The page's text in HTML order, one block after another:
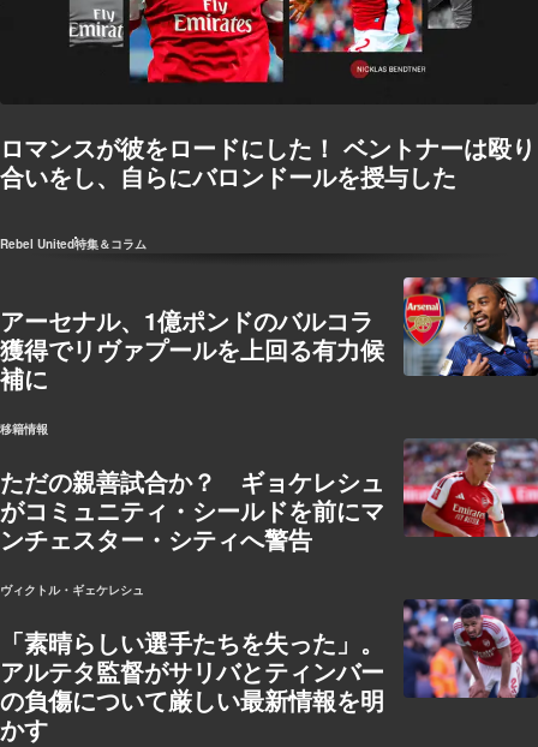
ロマンスが彼をロードにした！ ベントナーは殴り
合いをし、自らにバロンドールを授与した
Rebel United特集＆コラム
アーセナル、1億ポンドのバルコラ
獲得でリヴァプールを上回る有力候
補に
移籍情報
ただの親善試合か？ ギョケレシュ
がコミュニティ・シールドを前にマ
ンチェスター・シティへ警告
ヴィクトル・ギェケレシュ
「素晴らしい選手たちを失った」。
アルテタ監督がサリバとティンバー
の負傷について厳しい最新情報を明
かす